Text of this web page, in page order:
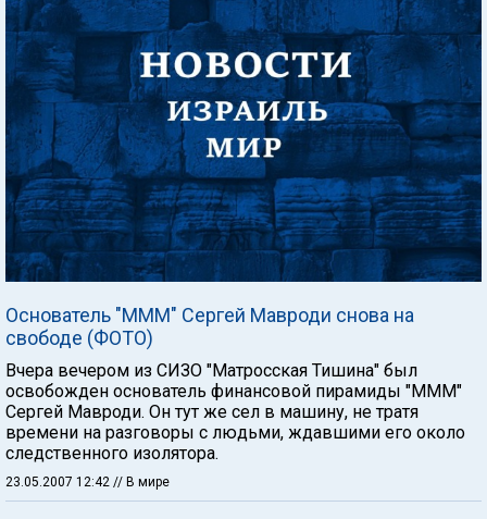
Основатель "МММ" Сергей Мавроди снова на
свободе (ФОТО)
Вчера вечером из СИЗО "Матросская Тишина" был
освобожден основатель финансовой пирамиды "МММ"
Сергей Мавроди. Он тут же сел в машину, не тратя
времени на разговоры с людьми, ждавшими его около
следственного изолятора.
23.05.2007 12:42 // В мире